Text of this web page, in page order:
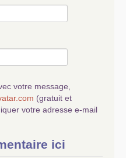
votre message,
(gratuit et
votre adresse e-mail
ici